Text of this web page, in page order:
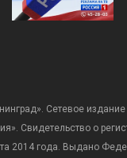
Сетевое
Свидетельство о
2014 года. Выдано